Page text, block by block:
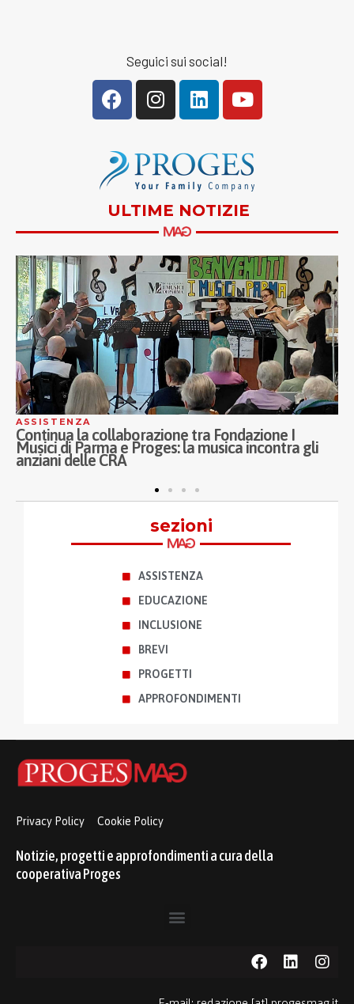
Seguici sui social!
ULTIME NOTIZIE
ASSISTENZA
Continua la collaborazione tra Fondazione I
Musici di Parma e Proges: la musica incontra gli
anziani delle CRA
sezioni
ASSISTENZA
EDUCAZIONE
INCLUSIONE
BREVI
PROGETTI
APPROFONDIMENTI
Privacy Policy Cookie Policy
Notizie, progetti e approfondimenti a cura della
cooperativa Proges